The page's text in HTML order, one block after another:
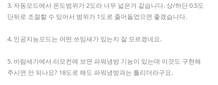
3. 자동모드에서 온도범위가 2도라 너무 넓은거 같습니다. 상/하단 0.5도
단뒤로 조절할 수 있어서 범위가 1도로 줄어들었으면 좋겠습니다.
4. 인공지능모드는 어떤 쓰임새가 있는지 잘 모르겠네요.
5. 바람세기에서 리모컨에 보면 파워냉방 기능이 있는데 이것도 구현해
주시면 안 되나요? 18도로 해도 파워냉방과는 틀리더라구요.